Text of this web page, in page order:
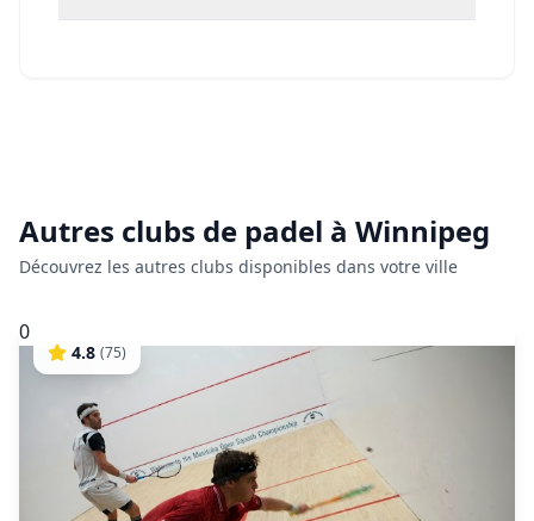
Autres clubs de padel à Winnipeg
Découvrez les autres clubs disponibles dans votre ville
0
4.8 (75)